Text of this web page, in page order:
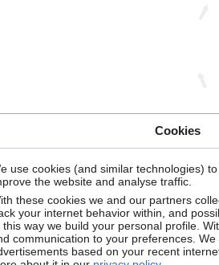
+
−
l’espace
Cookies
use cookies (and similar technologies)
the website and analyse traffic.
these cookies we and our partners
your internet behavior within, and
this way we build your personal profile.
communication to your preferences.
based on your recent